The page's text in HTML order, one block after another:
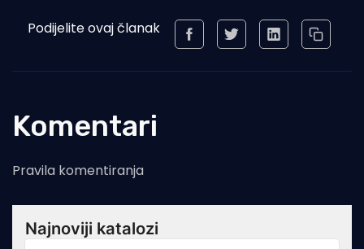
Podijelite ovaj članak
Komentari
Pravila komentiranja